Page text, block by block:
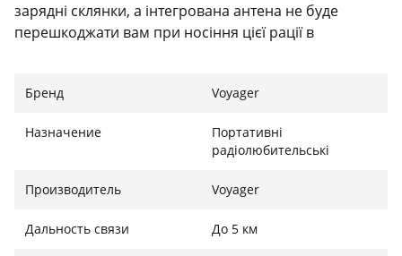
зарядні склянки, а інтегрована антена не буде
перешкоджати вам при носіння цієї рації в
радіозв'язку на відкритому просторі може досягати
У комплекті йдуть стандартні батареї 3.6В потужністю
пристрої, кліпи для носіння на поясі.
Нічого програмувати не потрібно, радіостанції
Бренд Voyager
Назначение
Портативні
радіолюбительські
Производитель Voyager
Дальность связи До 5 км